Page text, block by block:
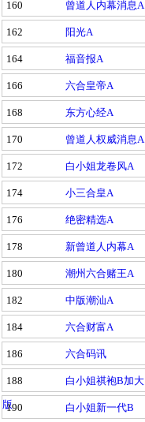
160 曾道人内幕消息A
162 阳光A
164 福音报A
166 六合皇帝A
168 东方心经A
170 曾道人权威消息A
172 白小姐龙卷风A
174 小三合皇A
176 绝密精选A
178 新曾道人内幕A
180 潮州六合赌王A
182 中版潮汕A
184 六合财富A
186 六合码讯
188
白小姐祺袍B加大
版190 白小姐新一代B